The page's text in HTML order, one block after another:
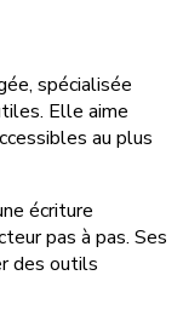
spécialisée
Elle aime
au plus
écriture
pas à pas. Ses
des outils